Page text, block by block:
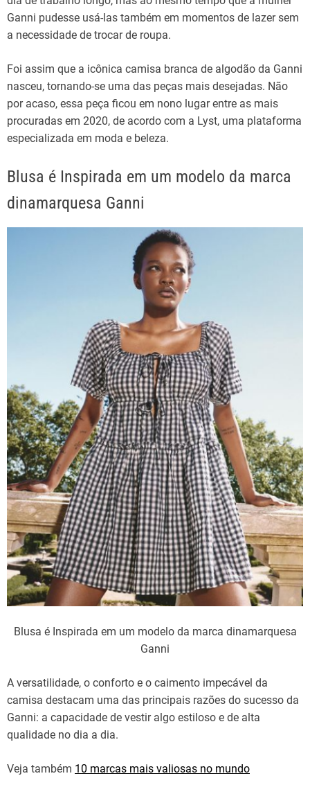
Ganni pudesse usá-las também em momentos de lazersem
a necessidade de trocar de roupa.
Foi assim que a icônica camisa branca de algodão da Ganni
nasceu, tornando-se uma das peças mais desejadas. Não
por acaso, essa peça ficou em nono lugar entre as mais
procuradas em 2020, de acordo com a Lyst, uma plataforma
especializada em moda e beleza.
Blusa é Inspirada em um modelo da marca
dinamarquesa Ganni
Blusa é Inspirada em um modelo da marca dinamarquesa
Ganni
A versatilidade, o conforto e o caimento impecável da
camisa destacam uma das principais razões do sucesso da
Ganni: a capacidade de vestir algo estiloso e de alta
qualidade no dia a dia.
Veja também 10 marcas mais valiosas no mundo